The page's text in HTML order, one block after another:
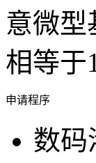
意微型
相等于
申请程序
数码